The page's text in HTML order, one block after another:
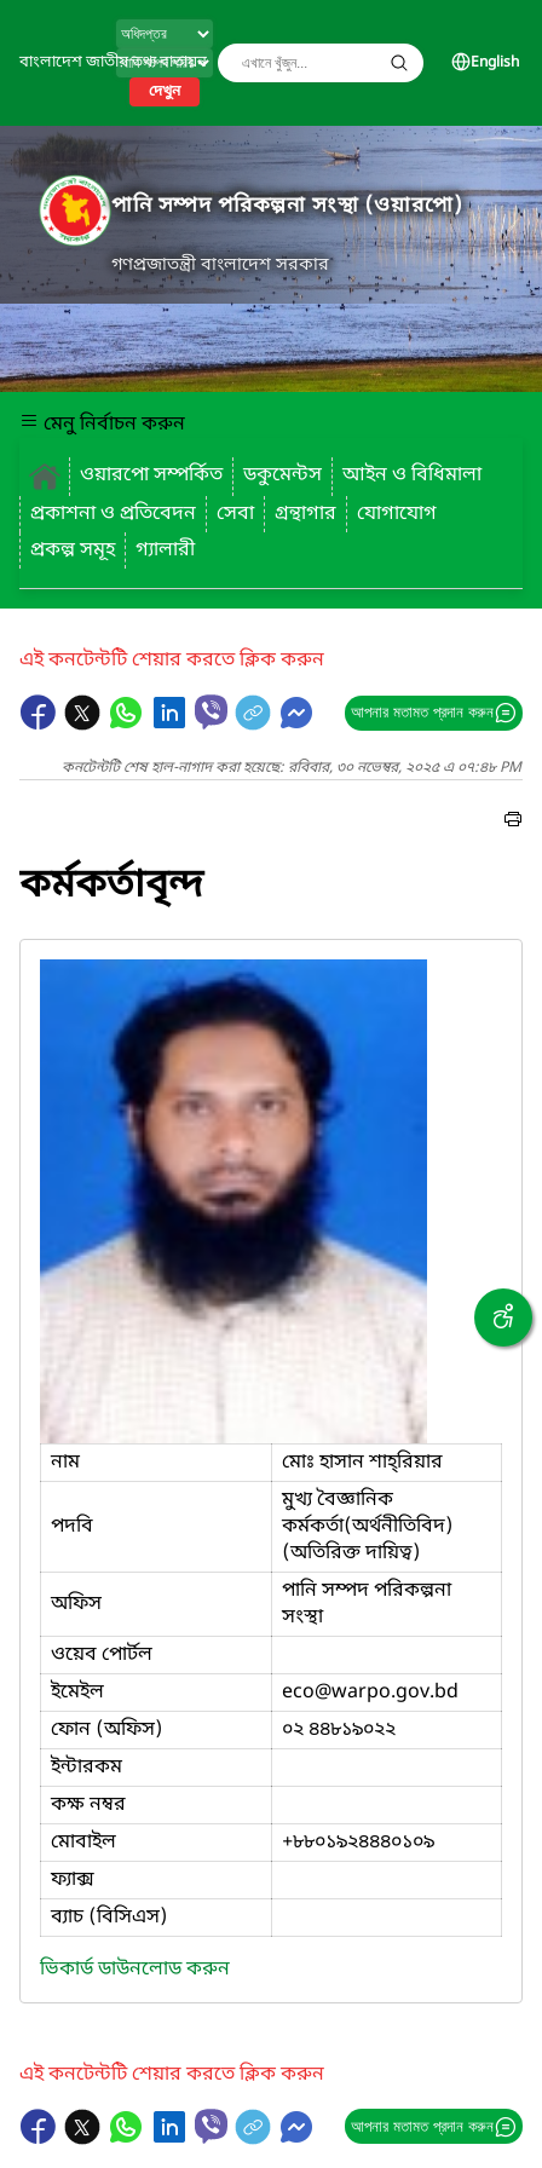
বাংলাদেশ জাতীয় তথ্য বাতায়ন
দেখুন
English
পানি সম্পদ পরিকল্পনা সংস্থা (ওয়ারপো)
গণপ্রজাতন্ত্রী বাংলাদেশ সরকার
মেনু নির্বাচন করুন
ওয়ারপো সম্পর্কিত
ডকুমেন্টস
আইন ও বিধিমালা
প্রকাশনা ও প্রতিবেদন
সেবা গ্রন্থাগার
যোগাযোগ
প্রকল্প সমূহ
গ্যালারী
এই কনটেন্টটি শেয়ার করতে ক্লিক করুন
আপনার মতামত প্রদান করুন
কনটেন্টটি শেষ হাল-নাগাদ করা হয়েছে: রবিবার, ৩০ নভেম্বর, ২০২৫ এ ০৭:৪৮ PM
কর্মকর্তাবৃন্দ
নাম মোঃ হাসান শাহ্‌রিয়ার
পদবি
মুখ্য বৈজ্ঞানিক
কর্মকর্তা(অর্থনীতিবিদ)
(অতিরিক্ত দায়িত্ব)
অফিস
পানি সম্পদ পরিকল্পনা
সংস্থা
ওয়েব পোর্টল
ইমেইল
eco@warpo.gov.bd
ফোন (অফিস)
০২ ৪৪৮১৯০২২
ইন্টারকম
কক্ষ নম্বর
মোবাইল
+৮৮০১৯২৪৪৪০১০৯
ফ্যাক্স
ব্যাচ (বিসিএস)
ভিকার্ড ডাউনলোড করুন
এই কনটেন্টটি শেয়ার করতে ক্লিক করুন
আপনার মতামত প্রদান করুন